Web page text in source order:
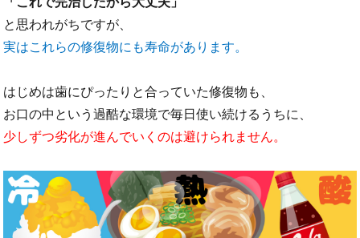
と思われがちですが、
実はこれらの修復物にも寿命があります。
はじめは歯にぴったりと合っていた修復物も、
お口の中という過酷な環境で毎日使い続けるうちに、
少しずつ劣化が進んでいくのは避けられません。